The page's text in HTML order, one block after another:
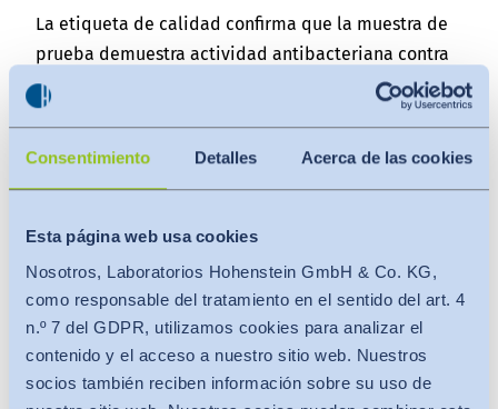
Consentimiento Detalles Acerca de las cookies
Esta página web usa cookies
Nosotros, Laboratorios Hohenstein GmbH & Co. KG,
como responsable del tratamiento en el sentido del art. 4
n.º 7 del GDPR, utilizamos cookies para analizar el
contenido y el acceso a nuestro sitio web. Nuestros
socios también reciben información sobre su uso de
La etiqueta de calidad confirma que la muestra de
prueba demuestra actividad antibacteriana contra
la cepa de prueba bacteriana Escherichia coli ATCC
25922 y otras bacterias de prueba Gram-positivas
prueba debe mostrar al menos una reducción de
gérmenes de 2 pasos de lg (= 99 %) para ambas
cepas de prueba en comparación con un material
de control. La etiqueta de calidad se basa en
informes de pruebas con resultados detallados.